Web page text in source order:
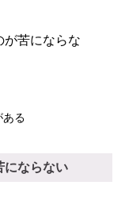
が苦にならな
ある
にならない